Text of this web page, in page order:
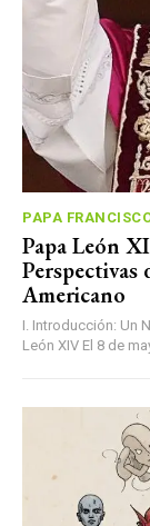
PAPA
Papa León
Americano
I. Introducción: Un
León XIV El 8 de